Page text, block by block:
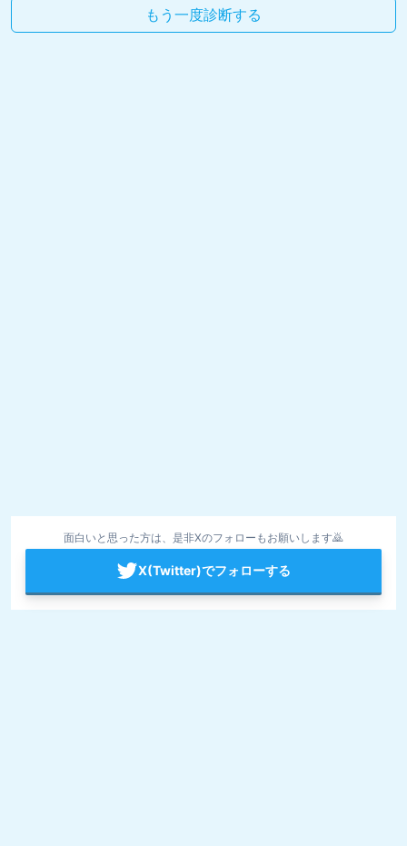
もう一度診断する
面白いと思った方は、是非Xのフォローもお願いします🙇
X(Twitter)でフォローする